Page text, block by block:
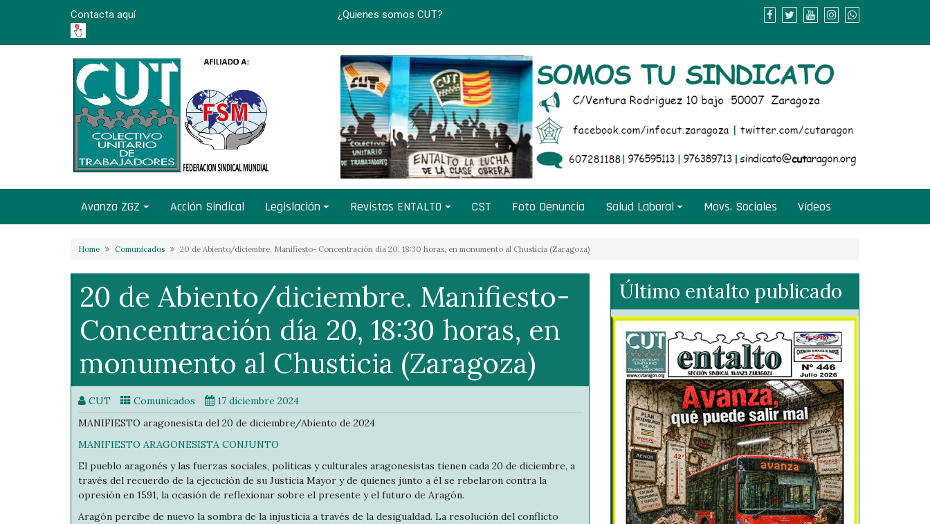
Contacta aquí ¿Quienes somos CUT?
Avanza ZGZ Acción Sindical Legislación Revistas ENTALTO CST Foto Denuncia Salud Laboral Movs. Sociales Vídeos
Home Comunicados 20 de Abiento/diciembre. Manifiesto- Concentración día 20, 18:30 horas, en monumento al Chusticia (Zaragoza)
20 de Abiento/diciembre. Manifiesto-
Concentración día 20, 18:30 horas, en
monumento al Chusticia (Zaragoza)
CUT Comunicados
17 diciembre 2024
MANIFIESTO aragonesista del 20 de diciembre/Abiento de 2024
MANIFIESTO ARAGONESISTA CONJUNTO
El pueblo aragonés y las fuerzas sociales, políticas y culturales aragonesistas tienen cada 20 de diciembre, a
través del recuerdo de la ejecución de su Justicia Mayor y de quienes junto a él se rebelaron contra la
opresión en 1591, la ocasión de reflexionar sobre el presente y el futuro de Aragón.
Aragón percibe de nuevo la sombra de la injusticia a través de la desigualdad. La resolución del conflicto
Último entalto publicado